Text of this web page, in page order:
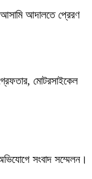
আসামি আদালতে প্রেরণ
মোটরসাইকেল
সংবাদ সম্মেলন।